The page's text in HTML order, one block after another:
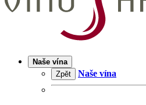
Naše vína
Zpět
Naše vína